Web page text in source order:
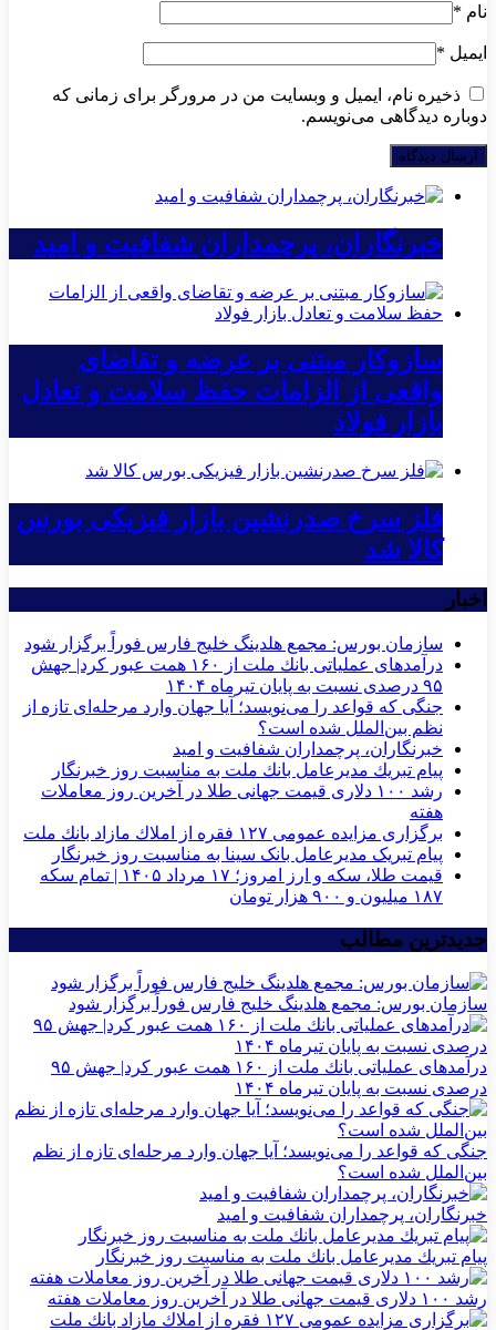
نام *
ایمیل *
ذخیره نام، ایمیل و وبسایت من در مرورگر برای زمانی که
دوباره دیدگاهی می‌نویسم.
خبرنگاران، پرچمداران شفافیت و امید
سازوکار مبتنی بر عرضه و تقاضای
واقعی از الزامات حفظ سلامت و تعادل
بازار فولاد
فلز سرخ صدرنشین بازار فیزیکی بورس
کالا شد
اخبار
سازمان بورس: مجمع هلدینگ خلیج فارس فوراً برگزار شود
درآمدهای عملیاتی بانك ملت از ۱۶۰ همت عبور كرد| جهش
۹۵ درصدی نسبت به پایان تیرماه ۱۴۰۴
جنگی که قواعد را می‌نویسد؛ آیا جهان وارد مرحله‌ای تازه از
نظم بین‌الملل شده است؟
خبرنگاران، پرچمداران شفافیت و امید
پیام تبریك مدیرعامل بانك ملت به مناسبت روز خبرنگار
رشد ۱۰۰ دلاری قیمت جهانی طلا در آخرین روز معاملات
هفته
برگزاری مزایده عمومی ۱۲۷ فقره از املاك مازاد بانك ملت
پیام تبریک مدیرعامل بانک سینا به مناسبت روز خبرنگار
قیمت طلا، سکه و ارز امروز؛ ۱۷ مرداد ۱۴۰۵ | تمام سکه
۱۸۷ میلیون و ۹۰۰ هزار تومان
جدیدترین مطالب
سازمان بورس: مجمع هلدینگ خلیج فارس فوراً برگزار شود
درآمدهای عملیاتی بانك ملت از ۱۶۰ همت عبور كرد| جهش ۹۵
درصدی نسبت به پایان تیرماه ۱۴۰۴
جنگی که قواعد را می‌نویسد؛ آیا جهان وارد مرحله‌ای تازه از نظم
بین‌الملل شده است؟
خبرنگاران، پرچمداران شفافیت و امید
پیام تبریك مدیرعامل بانك ملت به مناسبت روز خبرنگار
رشد ۱۰۰ دلاری قیمت جهانی طلا در آخرین روز معاملات هفته